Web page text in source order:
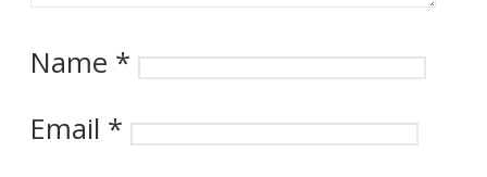
Name *
Email *